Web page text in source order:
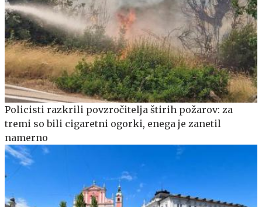
Policisti razkrili povzročitelja štirih požarov: za
tremi so bili cigaretni ogorki, enega je zanetil
namerno